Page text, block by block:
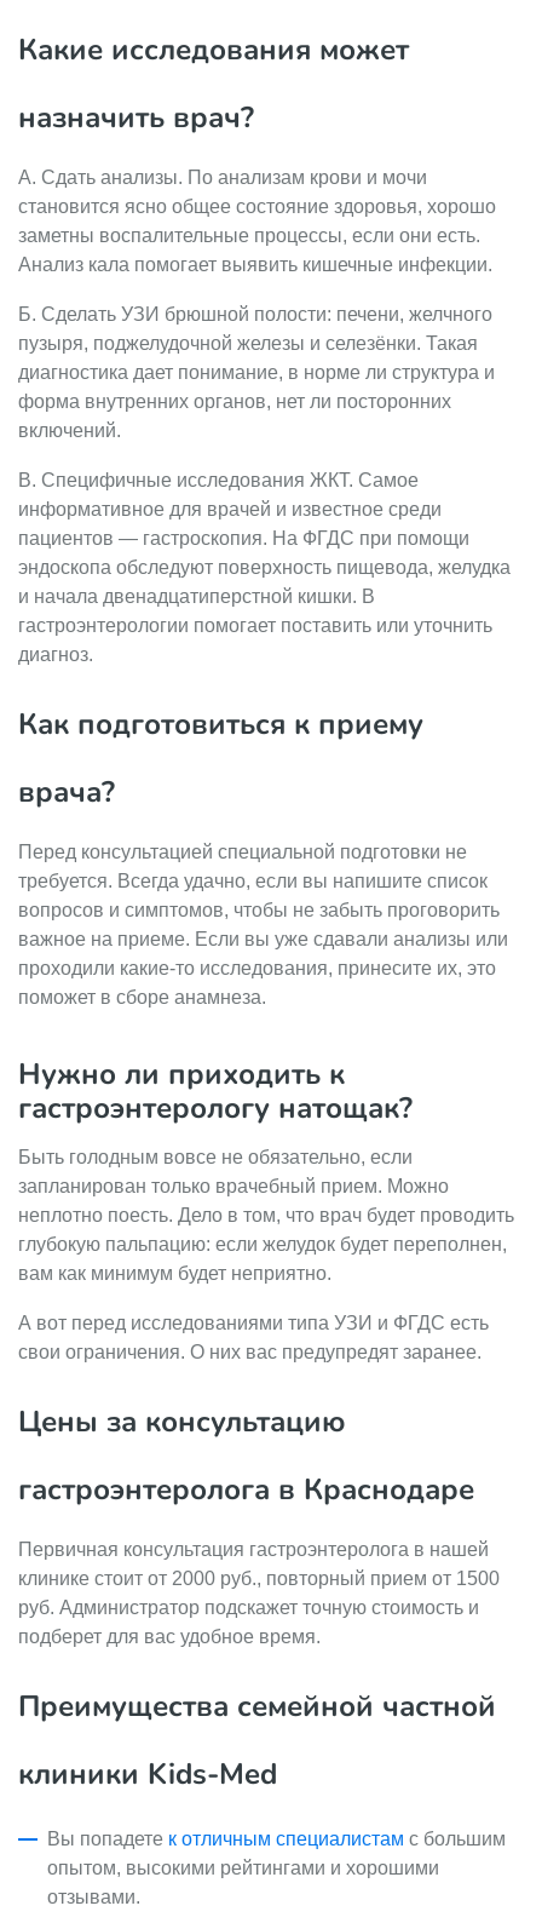
Какие исследования может
назначить врач?
А. Сдать анализы. По анализам крови и мочи
становится ясно общее состояние здоровья, хорошо
заметны воспалительные процессы, если они есть.
Анализ кала помогает выявить кишечные инфекции.
Б. Сделать УЗИ брюшной полости: печени, желчного
пузыря, поджелудочной железы и селезёнки. Такая
диагностика дает понимание, в норме ли структура и
форма внутренних органов, нет ли посторонних
включений.
В. Специфичные исследования ЖКТ. Самое
информативное для врачей и известное среди
пациентов — гастроскопия. На ФГДС при помощи
эндоскопа обследуют поверхность пищевода, желудка
и начала двенадцатиперстной кишки. В
гастроэнтерологии помогает поставить или уточнить
диагноз.
Как подготовиться к приему
врача?
Перед консультацией специальной подготовки не
требуется. Всегда удачно, если вы напишите список
вопросов и симптомов, чтобы не забыть проговорить
важное на приеме. Если вы уже сдавали анализы или
проходили какие-то исследования, принесите их, это
поможет в сборе анамнеза.
Нужно ли приходить к
гастроэнтерологу натощак?
Быть голодным вовсе не обязательно, если
запланирован только врачебный прием. Можно
неплотно поесть. Дело в том, что врач будет проводить
глубокую пальпацию: если желудок будет переполнен,
вам как минимум будет неприятно.
А вот перед исследованиями типа УЗИ и ФГДС есть
свои ограничения. О них вас предупредят заранее.
Цены за консультацию
гастроэнтеролога в Краснодаре
Первичная консультация гастроэнтеролога в нашей
клинике стоит от 2000 руб., повторный прием от 1500
руб. Администратор подскажет точную стоимость и
подберет для вас удобное время.
Преимущества семейной частной
клиники Kids-Med
Вы попадете к отличным специалистам с большим
опытом, высокими рейтингами и хорошими
отзывами.